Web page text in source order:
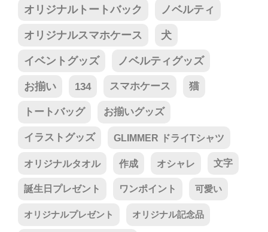
オリジナルトートバック ノベルティ
オリジナルスマホケース 犬
イベントグッズ ノベルティグッズ
お揃い 134 スマホケース 猫
トートバッグ お揃いグッズ
イラストグッズ GLIMMER ドライTシャツ
オリジナルタオル 作成 オシャレ 文字
誕生日プレゼント ワンポイント 可愛い
オリジナルプレゼント オリジナル記念品